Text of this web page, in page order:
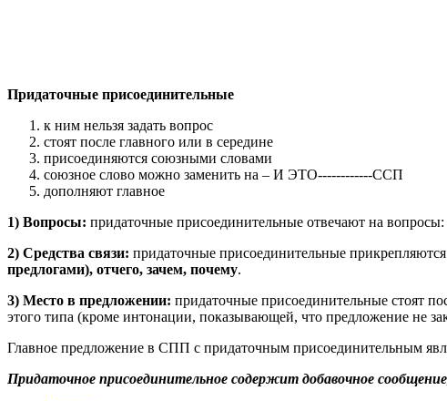
Придаточные присоединительные
к ним нельзя задать вопрос
стоят после главного или в середине
присоединяются союзными словами
союзное слово можно заменить на – И ЭТО------------ССП
дополняют главное
1) Вопросы: придаточные присоединительные отвечают на вопросы:
2) Средства связи: придаточные присоединительные
предлогами), отчего, зачем, почему.
3) Место в предложении: придаточные присоединительные стоят
этого типа (кроме интонации, показывающей, что предложение не
Главное предложение в СПП с придаточным присоединительным
Придаточное присоединительное содержит добавочное